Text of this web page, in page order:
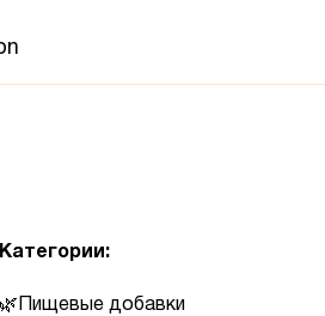
Категории:
Пищевые добавки